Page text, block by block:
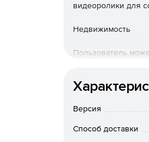
видеоролики для
Недвижимость
Пользователь
комнатой.
Туризм
Благодаря
Версия
Способ доставки